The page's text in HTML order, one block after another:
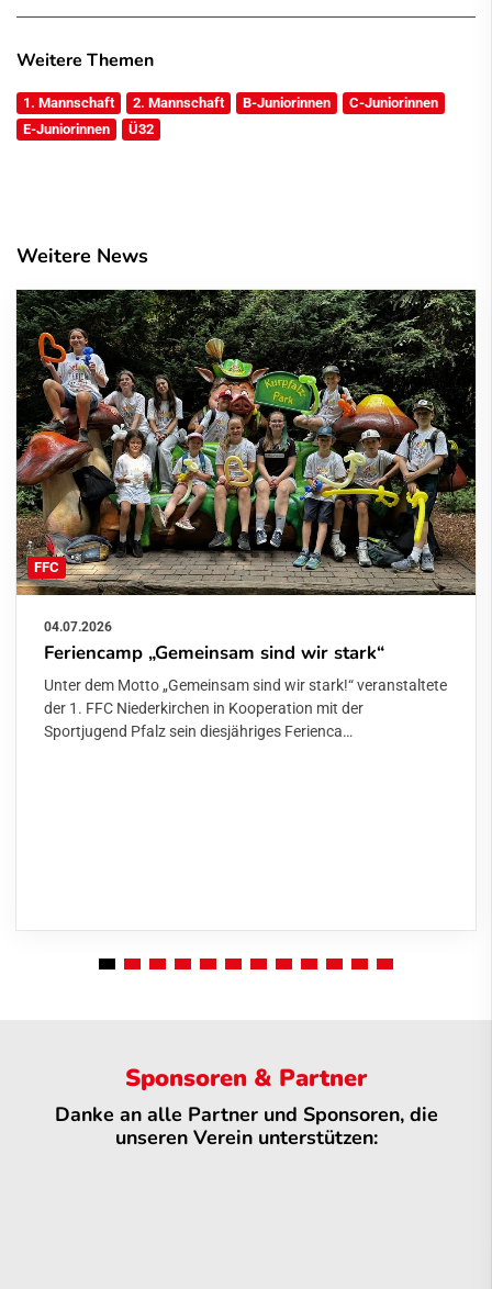
Weitere Themen
1. Mannschaft 2. Mannschaft B-Juniorinnen
C-Juniorinnen
E-Juniorinnen
Ü32
Weitere News
FFC
04.07.2026
Feriencamp „Gemeinsam sind wir stark“
Unter dem Motto „Gemeinsam sind wir stark!“ veranstaltete
der 1. FFC Niederkirchen in Kooperation mit der
Sportjugend Pfalz sein diesjähriges Ferienca…
Sponsoren & Partner
Danke an alle Partner und Sponsoren, die
unseren Verein unterstützen: